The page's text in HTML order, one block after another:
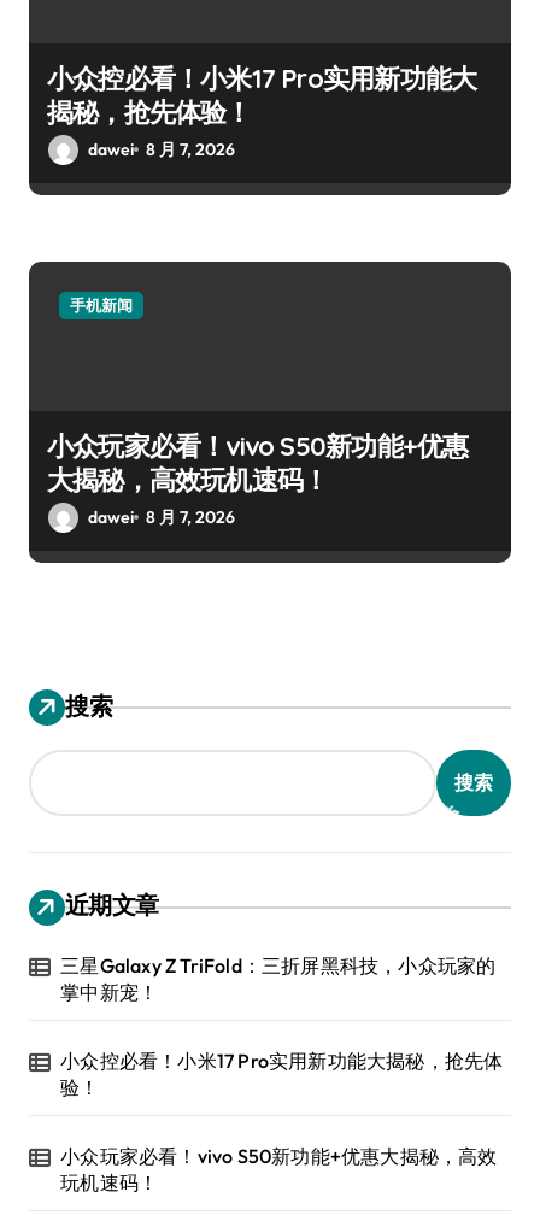
小众控必看！小米17 Pro实用新功能大
揭秘，抢先体验！
dawei 8 月 7, 2026
手机新闻
小众玩家必看！vivo S50新功能+优惠
大揭秘，高效玩机速码！
dawei 8 月 7, 2026
搜索
搜索
近期文章
三星Galaxy Z TriFold：三折屏黑科技，小众玩家的
掌中新宠！
小众控必看！小米17 Pro实用新功能大揭秘，抢先体
验！
小众玩家必看！vivo S50新功能+优惠大揭秘，高效
玩机速码！